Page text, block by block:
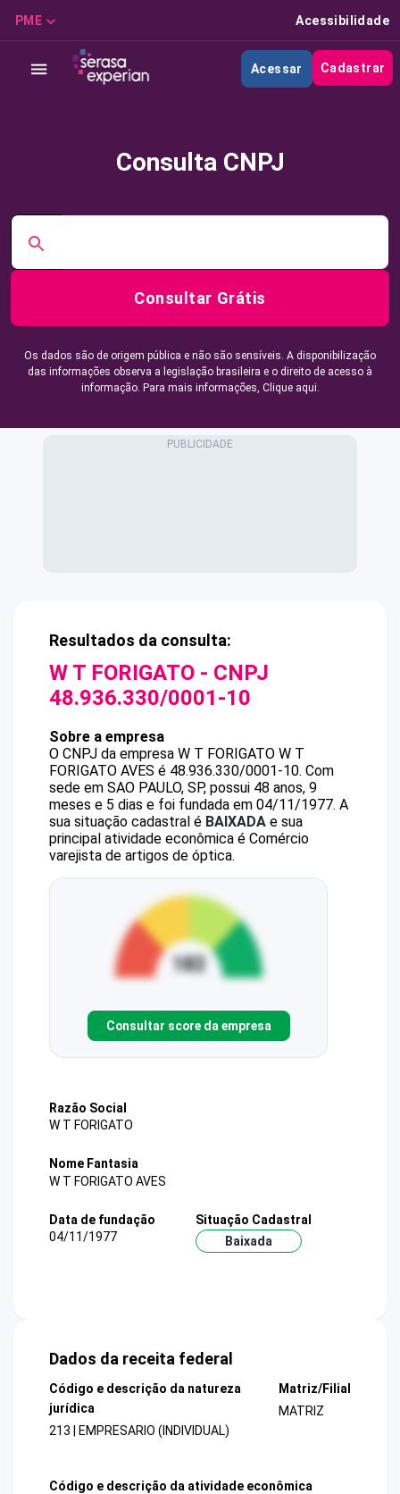
PME Acessibilidade
Acessar Cadastrar
Consulta CNPJ
Consultar Grátis
Os dados são de origem pública e não são sensíveis. A disponibilização
das informações observa a legislação brasileira e o direito de acesso à
informação. Para mais informações, Clique aqui.
Resultados da consulta:
W T FORIGATO - CNPJ
48.936.330/0001-10
Sobre a empresa
O CNPJ da empresa W T FORIGATO W T
FORIGATO AVES é 48.936.330/0001-10. Com
sede em SAO PAULO, SP, possui 48 anos, 9
meses e 5 dias e foi fundada em 04/11/1977. A
sua situação cadastral é BAIXADA e sua
principal atividade econômica é Comércio
varejista de artigos de óptica.
Consultar score da empresa
Razão Social
W T FORIGATO
Nome Fantasia
W T FORIGATO AVES
Data de fundação
04/11/1977
Situação Cadastral
Baixada
Dados da receita federal
Código e descrição da natureza
jurídica
213 | EMPRESARIO (INDIVIDUAL)
Matriz/Filial
MATRIZ
Código e descrição da atividade econômica